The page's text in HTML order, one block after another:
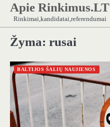
Skip
content
Apie Rinkimus.LT
Rinkimai,kandidatai,referendumai
Žyma: rusai
BALTIJOS ŠALIŲ NAUJIENOS